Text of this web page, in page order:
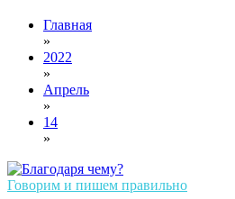
Главная
»
2022
»
Апрель
»
14
»
Говорим и пишем правильно